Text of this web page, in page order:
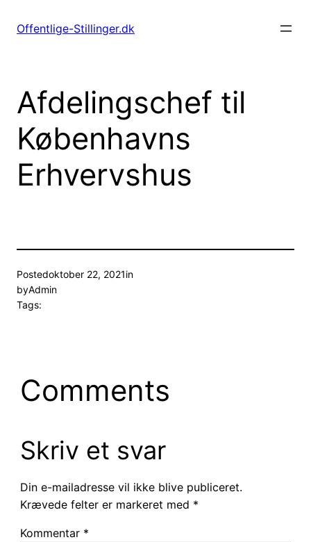
Offentlige-Stillinger.dk
Afdelingschef til
Københavns
Erhvervshus
Postedoktober 22, 2021in
byAdmin
Tags:
Comments
Skriv et svar
Din e-mailadresse vil ikke blive publiceret.
Krævede felter er markeret med *
Kommentar *